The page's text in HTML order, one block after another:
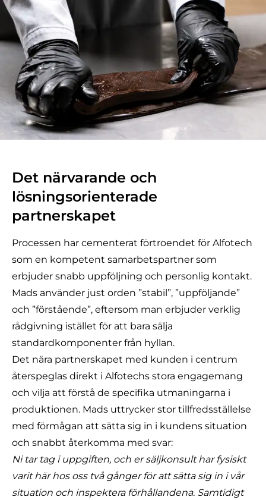
Det närvarande och
lösningsorienterade
partnerskapet
Processen har cementerat förtroendet för Alfotech
som en kompetent samarbetspartner som
erbjuder snabb uppföljning och personlig kontakt.
Mads använder just orden ”stabil”, ”uppföljande”
och ”förstående”, eftersom man erbjuder verklig
rådgivning istället för att bara sälja
standardkomponenter från hyllan.
Det nära partnerskapet med kunden i centrum
återspeglas direkt i Alfotechs stora engagemang
och vilja att förstå de specifika utmaningarna i
produktionen. Mads uttrycker stor tillfredsställelse
med förmågan att sätta sig in i kundens situation
och snabbt återkomma med svar:
Ni tar tag i uppgiften, och er säljkonsult har fysiskt
varit här hos oss två gånger för att sätta sig in i vår
situation och inspektera förhållandena. Samtidigt